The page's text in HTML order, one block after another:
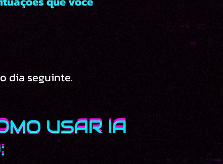
dia seguinte.